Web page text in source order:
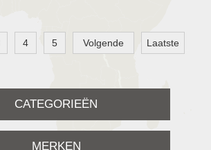
4 5 Volgende Laatste
CATEGORIEËN
MERKEN